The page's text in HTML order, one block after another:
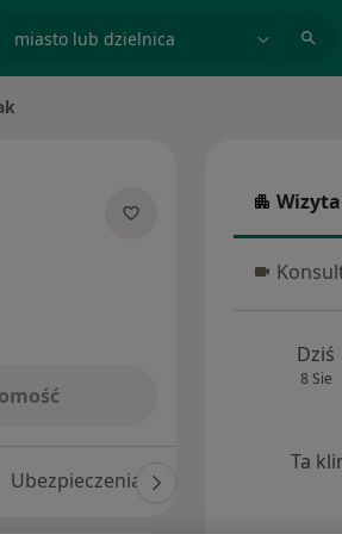
Ubezpieczenia
Wizyta
Dziś
8 Sie
Ta